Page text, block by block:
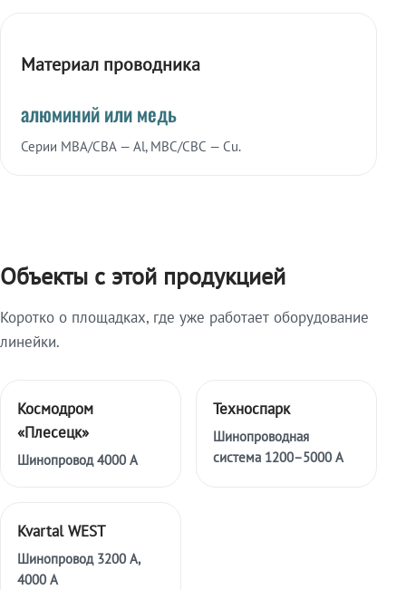
Материал проводника
алюминий или медь
Серии МВА/СВА — Al, МВС/СВС — Cu.
Объекты с этой продукцией
Коротко о площадках, где уже работает оборудование
линейки.
Космодром
«Плесецк»
Шинопровод 4000 А
Техноспарк
Шинопроводная
система 1200–5000 А
Kvartal WEST
Шинопровод 3200 А,
4000 А